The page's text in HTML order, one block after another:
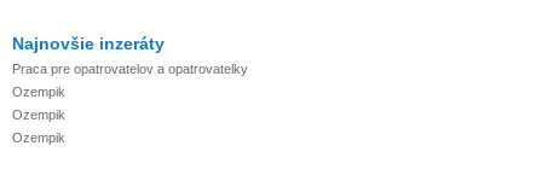
Najnovšie inzeráty
Praca pre opatrovatelov a opatrovatelky
Ozempik
Ozempik
Ozempik